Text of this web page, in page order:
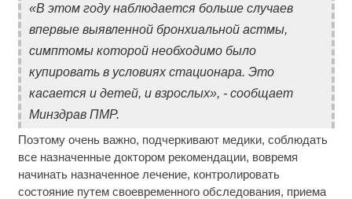
«В этом году наблюдается больше случаев
впервые выявленной бронхиальной астмы,
симптомы которой необходимо было
купировать в условиях стационара. Это
касается и детей, и взрослых», - сообщает
Минздрав ПМР.
Поэтому очень важно, подчеркивают медики, соблюдать
все назначенные доктором рекомендации, вовремя
начинать назначенное лечение, контролировать
состояние путем своевременного обследования, приема